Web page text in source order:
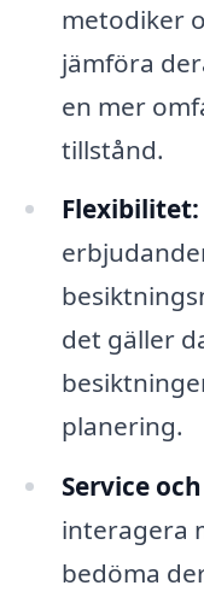
metodiker
jämföra
en mer
tillstånd.
Flexibilitet:
det gäller
planering.
Service
interagera
bedöma